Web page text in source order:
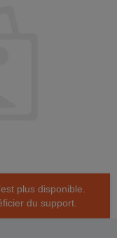
plus disponible.
du support.